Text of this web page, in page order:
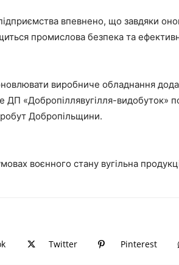
впевнено, що завдяки
промислова безпека та
виробниче обладнання
ДП «Добропіллявугілля-видобуток»
Добропільщини.
воєнного стану вугільна
Twitter Pinterest